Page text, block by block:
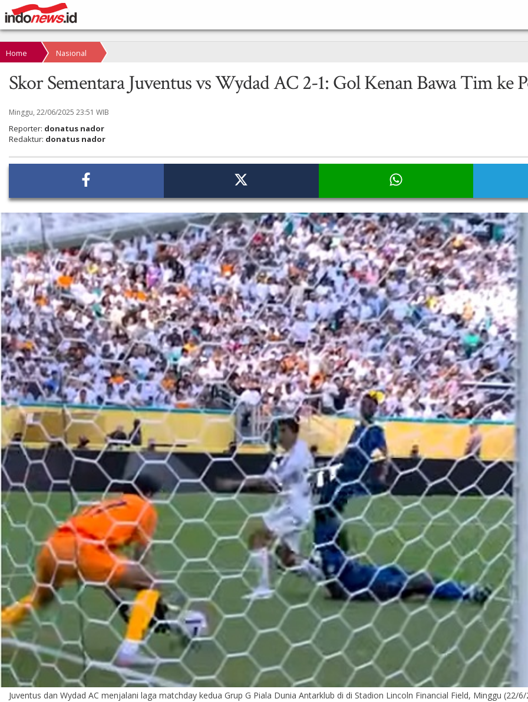
Home Nasional
Skor Sementara Juventus vs Wydad AC 2-1: Gol Kenan Bawa Tim ke
Minggu, 22/06/2025 23:51 WIB
Reporter: donatus nador
Redaktur: donatus nador
Juventus dan Wydad AC menjalani laga matchday kedua Grup G Piala Dunia Antarklub di di Stadion Lincoln Financial Field, Minggu (22/